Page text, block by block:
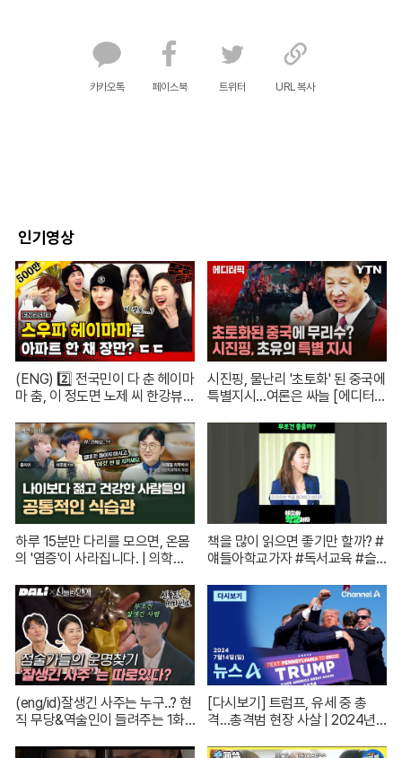
카카오톡 페이스북 트위터 URL 복사
인기영상
(ENG) 2️⃣ 전국민이 다 춘 헤이마
마 춤, 이 정도면 노제 씨 한강뷰
(순수한 궁금증) / [문명특급 EP.2
22-2]
시진핑, 물난리 '초토화' 된 중국에
특별지시…여론은 싸늘 [에디터
하루 15분만 다리를 모으면, 온몸
의 '염증'이 사라집니다. | 의학박
자 [백년의 아침 1화 FULL]
책을 많이 읽으면 좋기만 할까? #
얘들아학교가자 #독서교육 #슬
(eng/id)잘생긴 사주는 누구..? 현
직 무당&역술인이 들려주는 1화
01
[다시보기] 트럼프, 유세 중 총
격…총격범 현장 사살 | 2024년 7